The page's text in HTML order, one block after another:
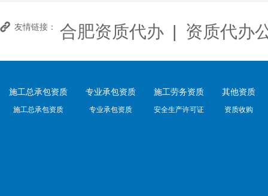
友情链接： 合肥资质代办 | 资质代办
施工总承包资质
施工总承包资质
专业承包资质
专业承包资质
施工劳务资质
安全生产许可证
其他资质
资质收购